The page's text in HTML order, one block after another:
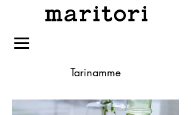
Tarinamme